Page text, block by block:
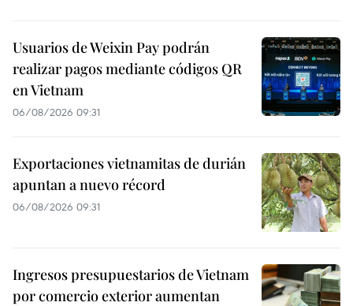
Usuarios de Weixin Pay podrán
realizar pagos mediante códigos QR
en Vietnam
06/08/2026 09:31
Exportaciones vietnamitas de durián
apuntan a nuevo récord
06/08/2026 09:31
Ingresos presupuestarios de Vietnam
por comercio exterior aumentan